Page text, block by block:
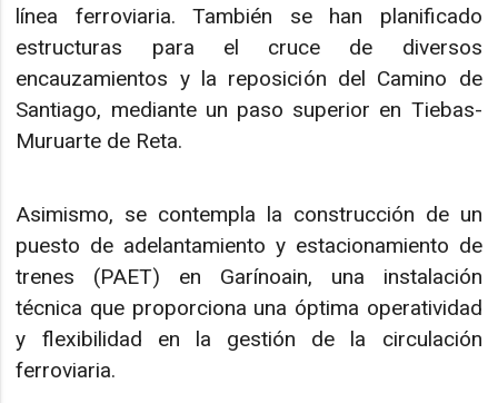
línea ferroviaria. También se han planificado
estructuras para el cruce de diversos
encauzamientos y la reposición del Camino de
Santiago, mediante un paso superior en Tiebas-
Muruarte de Reta.
Asimismo, se contempla la construcción de un
puesto de adelantamiento y estacionamiento de
trenes (PAET) en Garínoain, una instalación
técnica que proporciona una óptima operatividad
y flexibilidad en la gestión de la circulación
ferroviaria.